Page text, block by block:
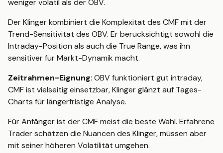
weniger volatil als der OBV.
Der Klinger kombiniert die Komplexität des CMF mit der
Trend-Sensitivität des OBV. Er berücksichtigt sowohl die
Intraday-Position als auch die True Range, was ihn
sensitiver für Markt-Dynamik macht.
Zeitrahmen-Eignung: OBV funktioniert gut intraday,
CMF ist vielseitig einsetzbar, Klinger glänzt auf Tages-
Charts für längerfristige Analyse.
Für Anfänger ist der CMF meist die beste Wahl. Erfahrene
Trader schätzen die Nuancen des Klinger, müssen aber
mit seiner höheren Volatilität umgehen.